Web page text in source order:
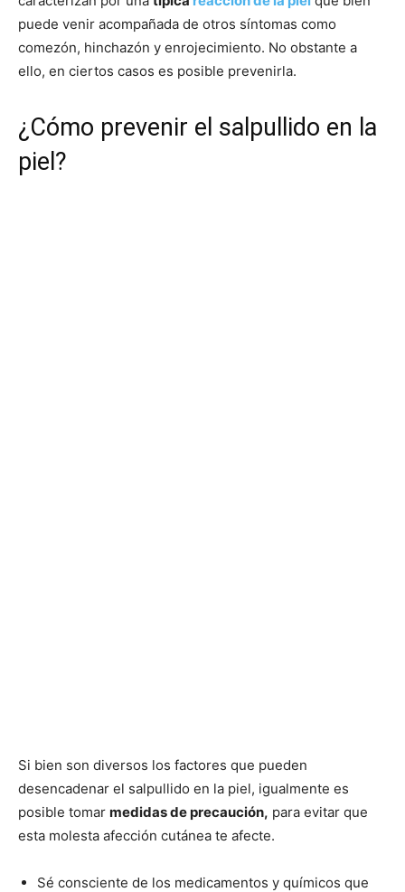
puede venir acompañada de otros síntomas como
comezón, hinchazón y enrojecimiento. No obstante a
ello, en ciertos casos es posible prevenirla.
¿Cómo prevenir el salpullido en la
piel?
Si bien son diversos los factores que pueden
desencadenar el salpullido en la piel, igualmente es
posible tomar medidas de precaución, para evitar que
esta molesta afección cutánea te afecte.
Sé consciente de los medicamentos y químicos que